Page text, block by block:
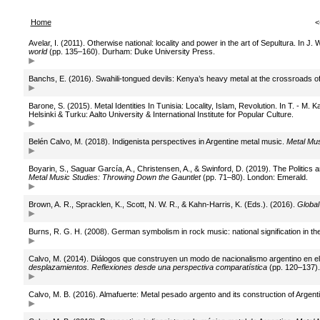
Home
Avelar, I. (2011). Otherwise national: locality and power in the art of Sepultura. In J.
world(pp. 135–160). Durham: Duke University Press.
Banchs, E. (2016). Swahili-tongued devils: Kenya’s heavy metal at the crossroads
Barone, S. (2015). Metal Identities In Tunisia: Locality, Islam, Revolution. In T. - M.
Helsinki & Turku: Aalto University & International Institute for Popular Culture.
Belén Calvo, M. (2018). Indigenista perspectives in Argentine metal music. Metal
Boyarin, S., Saguar García, A., Christensen, A., & Swinford, D. (2019). The
Metal Music Studies: Throwing Down the Gauntlet(pp. 71–80). London: Emerald.
Brown, A. R., Spracklen, K., Scott, N. W. R., & Kahn-Harris, K. (Eds.). (2016).
Burns, R. G. H. (2008). German symbolism in rock music: national signification in
Calvo, M. (2014). Diálogos que construyen un modo de nacionalismo argentino en
desplazamientos. Reflexiones desde una perspectiva comparatística(pp.
Calvo, M. B. (2016). Almafuerte: Metal pesado argento and its construction of